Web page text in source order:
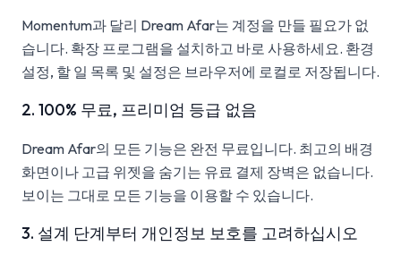
Momentum과 달리 Dream Afar는 계정을 만들 필요가 없
습니다. 확장 프로그램을 설치하고 바로 사용하세요. 환경
설정, 할 일 목록 및 설정은 브라우저에 로컬로 저장됩니다.
2. 100% 무료, 프리미엄 등급 없음
Dream Afar의 모든 기능은 완전 무료입니다. 최고의 배경
화면이나 고급 위젯을 숨기는 유료 결제 장벽은 없습니다.
보이는 그대로 모든 기능을 이용할 수 있습니다.
3. 설계 단계부터 개인정보 보호를 고려하십시오